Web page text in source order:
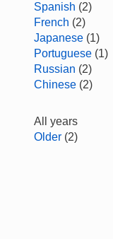
Spanish (2)
French (2)
Japanese (1)
Portuguese (1)
Russian (2)
Chinese (2)
All years
Older (2)